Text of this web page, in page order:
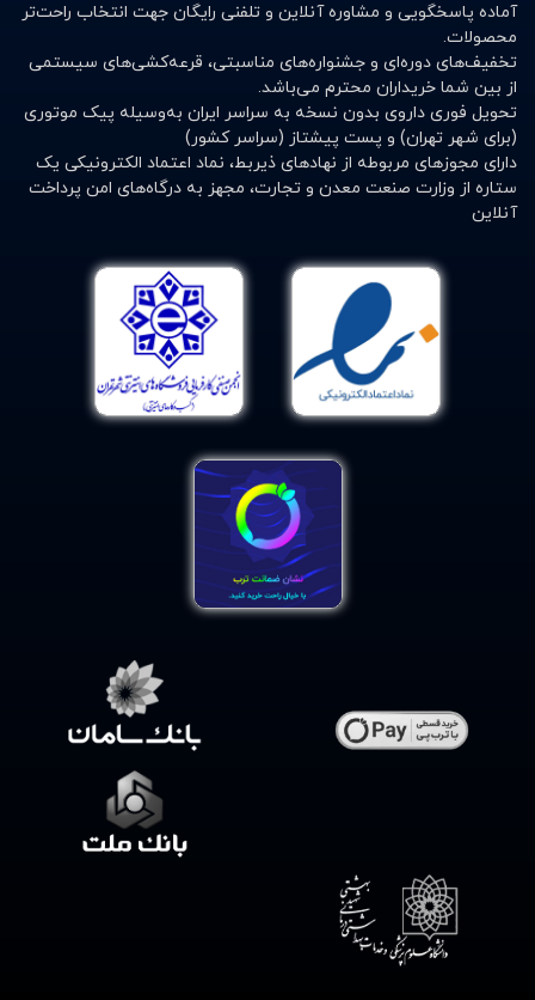
آماده پاسخگویی و مشاوره آنلاین و تلفنی رایگان جهت انتخاب راحت‌تر
محصولات.
تخفیف‌های دوره‌ای و جشنواره‌های مناسبتی، قرعه‌کشی‌های سیستمی
از بین شما خریداران محترم می‌باشد.
تحویل فوری داروی بدون نسخه به سراسر ایران به‌وسیله پیک موتوری
(برای شهر تهران) و پست پیشتاز (سراسر کشور)
دارای مجوزهای مربوطه از نهادهای ذیربط، نماد اعتماد الکترونیکی یک
ستاره از وزارت صنعت معدن و تجارت، مجهز به درگاه‌های امن پرداخت
آنلاین